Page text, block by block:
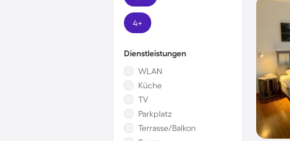
4+
Dienstleistungen
WLAN
Küche
TV
Parkplatz
Terrasse/Balkon